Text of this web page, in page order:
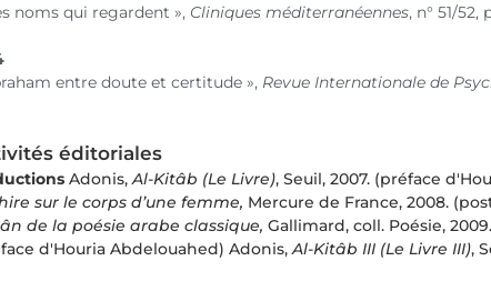
noms qui regardent », Cliniques méditerranéennes, n° 51/52,
entre doute et certitude », Revue Internationale de
éditoriales
Adonis, Al-Kitâb (Le Livre), Seuil, 2007. (préface
sur le corps d’une femme, Mercure de France, 2008.
de la poésie arabe classique, Gallimard, coll. Poésie,
d'Houria Abdelouahed) Adonis, Al-Kitâb III (Le Livre III),